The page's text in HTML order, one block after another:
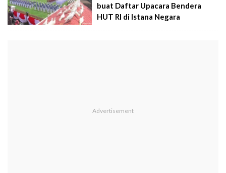
buat Daftar Upacara Bendera
HUT RI di Istana Negara